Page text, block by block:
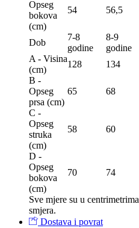
Opseg
bokova
(сm)
54 56,5
Dob
7-8
godine
8-9
godine
A - Visina
(сm)
128 134
B -
Opseg
prsa (сm)
65 68
C -
Opseg
struka
(сm)
58 60
D -
Opseg
bokova
(сm)
70 74
Sve mjere su u centrimetrima
smjera.
Dostava i povrat